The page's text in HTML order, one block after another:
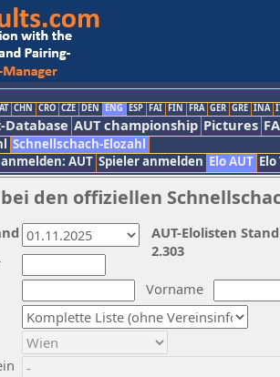
CHN CRO CZE DEN ENG ESP FAI FIN FRA GER GRE INA
AUT championship Pictures
Schnellschach-Elozahl
AUT Spieler anmelden Elo AUT
den offiziellen
Vorname
AUT-Elolisten
2.303